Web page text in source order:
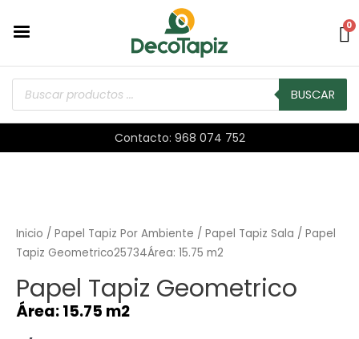
0
BUSCAR
Contacto: 968 074 752
Inicio / Papel Tapiz Por Ambiente / Papel Tapiz Sala / Papel
Tapiz Geometrico25734Área: 15.75 m2
Papel Tapiz Geometrico
Área: 15.75 m2